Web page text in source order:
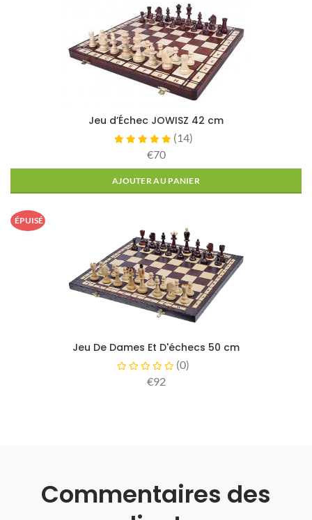
Jeu d’Échec JOWISZ 42 cm
(14)
€70
AJOUTER AU PANIER
ÉPUISÉ
Jeu De Dames Et D'échecs 50 cm
(0)
€92
Commentaires des